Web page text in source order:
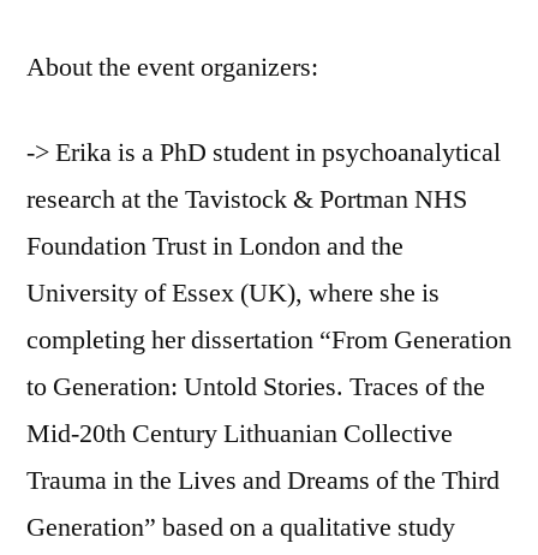
About the event organizers:
-> Erika is a PhD student in psychoanalytical
research at the Tavistock & Portman NHS
Foundation Trust in London and the
University of Essex (UK), where she is
completing her dissertation “From Generation
to Generation: Untold Stories. Traces of the
Mid-20th Century Lithuanian Collective
Trauma in the Lives and Dreams of the Third
Generation” based on a qualitative study